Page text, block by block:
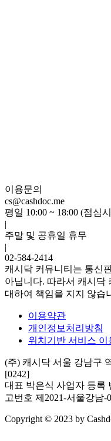
이용문의
cs@cashdoc.me
평일 10:00 ~ 18:00 (점심
|
주말 및 공휴일 휴무
|
02-584-2414
캐시닥 커뮤니티는 통신
아닙니다. 따라서 캐시닥
대하여 책임을 지지 않습
이용약관
개인정보처리방침
위치기반 서비스 이
(주) 캐시닥 서울 강남구
[0242]
대표 박은식 사업자 등록
고번호 제2021-서울강남-
Copyright © 2023 by